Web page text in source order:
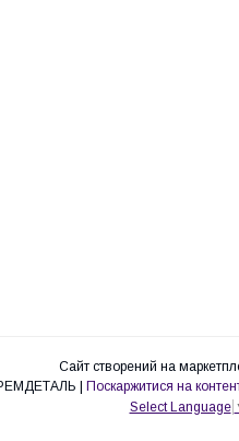
Сайт створений на
АВТО-РЕМДЕТАЛЬ | Поскаржитися на
Select Language